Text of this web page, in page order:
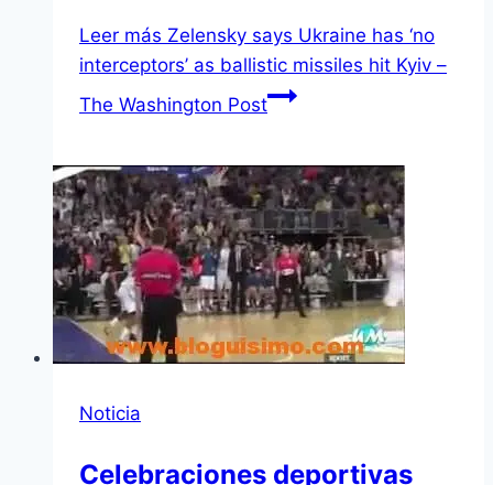
Leer más Zelensky says Ukraine has ‘no
interceptors’ as ballistic missiles hit Kyiv –
The Washington Post
Noticia
Celebraciones deportivas